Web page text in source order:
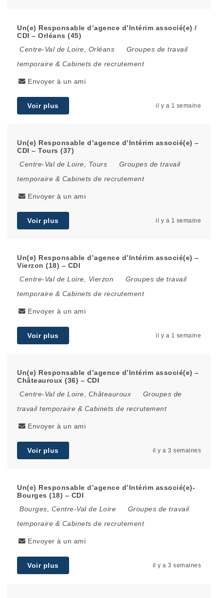
Un(e) Responsable d’agence d’Intérim associé(e) /
CDI – Orléans (45)
Centre-Val de Loire, Orléans
Groupes de travail
temporaire & Cabinets de recrutement
Envoyer à un ami
Voir plus il y a 1 semaine
Un(e) Responsable d’agence d’Intérim associé(e) –
CDI – Tours (37)
Centre-Val de Loire, Tours
Groupes de travail
temporaire & Cabinets de recrutement
Envoyer à un ami
Voir plus il y a 1 semaine
Un(e) Responsable d’agence d’Intérim associé(e) –
Vierzon (18) – CDI
Centre-Val de Loire, Vierzon
Groupes de travail
temporaire & Cabinets de recrutement
Envoyer à un ami
Voir plus il y a 1 semaine
Un(e) Responsable d’agence d’Intérim associé(e) –
Châteauroux (36) – CDI
Centre-Val de Loire, Châteauroux
Groupes de
travail temporaire & Cabinets de recrutement
Envoyer à un ami
Voir plus il y a 3 semaines
Un(e) Responsable d’agence d’Intérim associé(e)-
Bourges (18) – CDI
Bourges, Centre-Val de Loire
Groupes de travail
temporaire & Cabinets de recrutement
Envoyer à un ami
Voir plus il y a 3 semaines